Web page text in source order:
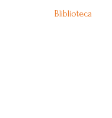
Bliblioteca